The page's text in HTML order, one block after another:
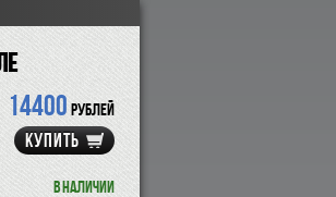
14400 рублей
КУПИТЬ
В наличии